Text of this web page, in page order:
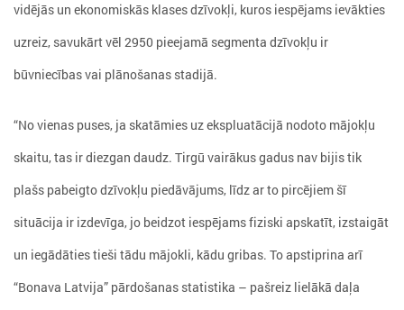
vidējās un ekonomiskās klases dzīvokļi, kuros iespējams ievākties
uzreiz, savukārt vēl 2950 pieejamā segmenta dzīvokļu ir
būvniecības vai plānošanas stadijā.
“No vienas puses, ja skatāmies uz ekspluatācijā nodoto mājokļu
skaitu, tas ir diezgan daudz. Tirgū vairākus gadus nav bijis tik
plašs pabeigto dzīvokļu piedāvājums, līdz ar to pircējiem šī
situācija ir izdevīga, jo beidzot iespējams fiziski apskatīt, izstaigāt
un iegādāties tieši tādu mājokli, kādu gribas. To apstiprina arī
“Bonava Latvija” pārdošanas statistika – pašreiz lielākā daļa